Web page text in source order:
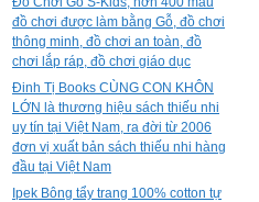
đồ chơi được làm bằng Gỗ, đồ chơi
thông minh, đồ chơi an toàn, đồ
chơi lắp ráp, đồ chơi giáo dục
Đinh Tị Books CÙNG CON KHÔN
LỚN là thương hiệu sách thiếu nhi
uy tín tại Việt Nam, ra đời từ 2006
đơn vị xuất bản sách thiếu nhi hàng
đầu tại Việt Nam
Ipek Bông tẩy trang 100% cotton tự